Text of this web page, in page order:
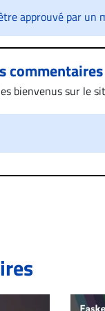
approuvé par un
commentaires
bienvenus sur le
légitime, le
pour